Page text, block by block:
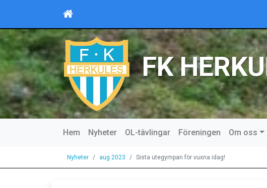
FK
Hem Nyheter OL-tävlingar Föreningen Om oss
Nyheter aug 2023 Sista utegympan för vuxna idag!